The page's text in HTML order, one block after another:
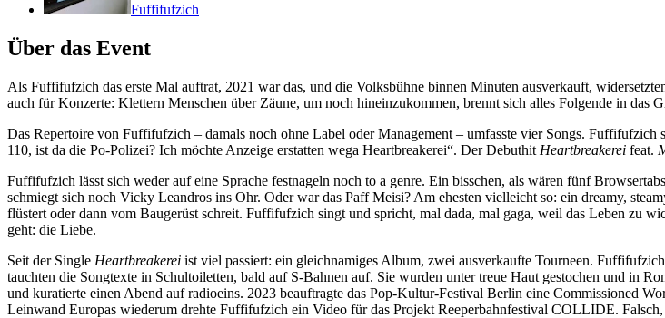
Fuffifufzich
Über das Event
Als Fuffifufzich das erste Mal auftrat, 2021 war das, und die Volksbühne binnen Minuten ausverkauft,
auch für Konzerte: Klettern Menschen über Zäune, um noch hineinzukommen, brennt sich alles Folgende in das
Das Repertoire von Fuffifufzich – damals noch ohne Label oder Management – umfasste vier Songs.
110, ist da die Po-Polizei? Ich möchte Anzeige erstatten wega Heartbreakerei“. Der Debuthit Heartbreakerei feat.
Fuffifufzich lässt sich weder auf eine Sprache festnageln noch to a genre. Ein bisschen, als wären fünf
schmiegt sich noch Vicky Leandros ins Ohr. Oder war das Paff Meisi? Am ehesten vielleicht so: ein dreamy,
flüstert oder dann vom Baugerüst schreit. Fuffifufzich singt und spricht, mal dada, mal gaga, weil das Leben zu
geht: die Liebe.
Seit der Single Heartbreakerei ist viel passiert: ein gleichnamiges Album, zwei ausverkaufte Tourneen.
tauchten die Songtexte in Schultoiletten, bald auf S-Bahnen auf. Sie wurden unter treue Haut gestochen und in
und kuratierte einen Abend auf radioeins. 2023 beauftragte das Pop-Kultur-Festival Berlin eine Commissioned
Leinwand Europas wiederum drehte Fuffifufzich ein Video für das Projekt Reeperbahnfestival COLLIDE.